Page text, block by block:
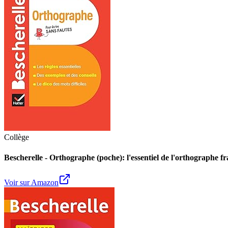
Collège
Bescherelle - Orthographe (poche): l'essentiel de l'orthographe
Voir sur Amazon